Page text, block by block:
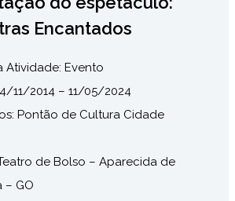
Encantados
Atividade: Evento
11/2014 – 11/05/2024
Pontão de Cultura Cidade
de Bolso – Aparecida de
– GO